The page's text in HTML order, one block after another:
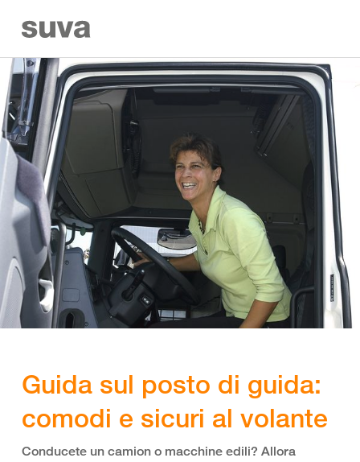
Guida sul posto di guida:
comodi e sicuri al volante
Conducete un camion o macchine edili? Allora